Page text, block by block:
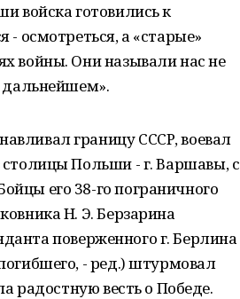
войска готовились к
осмотреться, а «старые»
войны. Они называли нас не
дальнейшем».
границу СССР, воевал
столицы Польши - г. Варшавы, с
его 38-го пограничного
Н. Э. Берзарина
поверженного г. Берлина
- ред.) штурмовал
радостную весть о Победе.